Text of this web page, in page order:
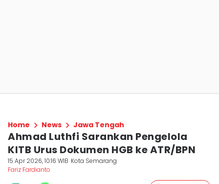
Home News Jawa Tengah
Ahmad Luthfi Sarankan Pengelola
KITB Urus Dokumen HGB ke ATR/BPN
15 Apr 2026, 10:16 WIB Kota Semarang
Fariz Fardianto